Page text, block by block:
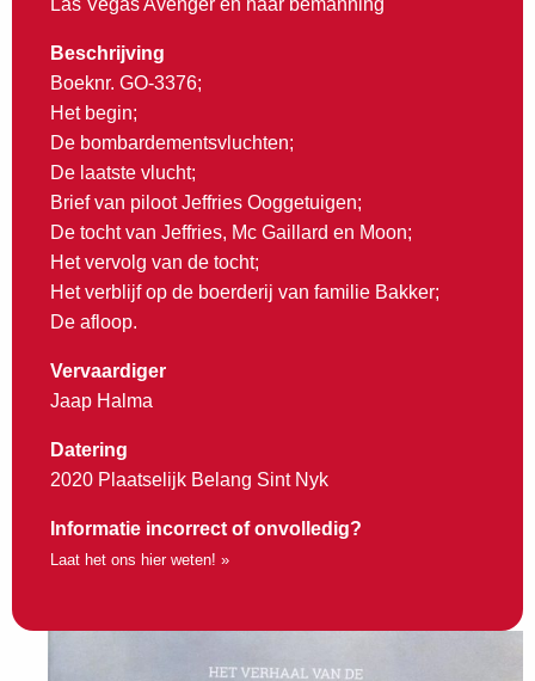
Las Vegas Avenger en haar bemanning
Beschrijving
Boeknr. GO-3376;
Het begin;
De bombardementsvluchten;
De laatste vlucht;
Brief van piloot Jeffries Ooggetuigen;
De tocht van Jeffries, Mc Gaillard en Moon;
Het vervolg van de tocht;
Het verblijf op de boerderij van familie Bakker;
De afloop.
Vervaardiger
Jaap Halma
Datering
2020 Plaatselijk Belang Sint Nyk
Informatie incorrect of onvolledig?
Laat het ons hier weten! »